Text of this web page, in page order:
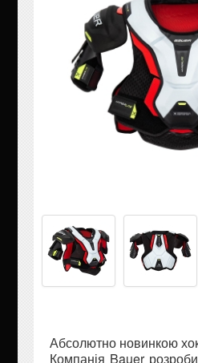
Абсолютно новинкою
Компанія Bauer